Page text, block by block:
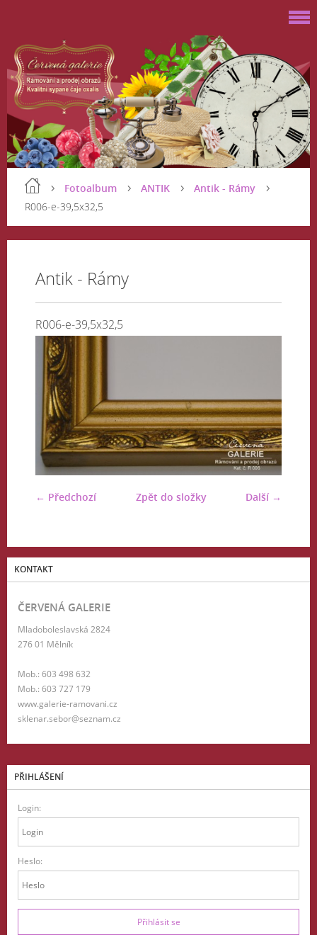
Fotoalbum ANTIK
Antik - Rámy
R006-e-39,5x32,5
Antik - Rámy
R006-e-39,5x32,5
← Předchozí Další →
Zpět do složky
KONTAKT
ČERVENÁ GALERIE
Mladoboleslavská 2824
276 01 Mělník
Mob.: 603 498 632
Mob.: 603 727 179
www.galerie-ramovani.cz
sklenar.sebor@seznam.cz
PŘIHLÁŠENÍ
Login:
Heslo: